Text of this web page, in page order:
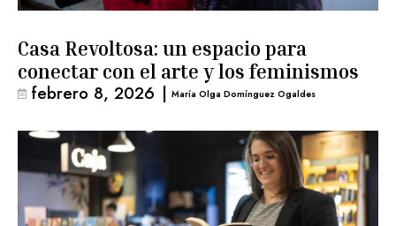
Casa Revoltosa: un espacio para
conectar con el arte y los feminismos
febrero 8, 2026 | María Olga Domínguez Ogaldes